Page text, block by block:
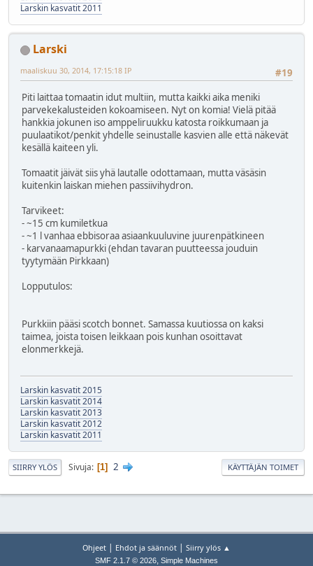
Larskin kasvatit 2011
Larski
#19
maaliskuu 30, 2014, 17:15:18 IP
Piti laittaa tomaatin idut multiin, mutta kaikki aika meniki
parvekekalusteiden kokoamiseen. Nyt on komia! Vielä pitää
hankkia jokunen iso amppeliruukku katosta roikkumaan ja
puulaatikot/penkit yhdelle seinustalle kasvien alle että näkevät
kesällä kaiteen yli.
Tomaatit jäivät siis yhä lautalle odottamaan, mutta väsäsin
kuitenkin laiskan miehen passiivihydron.
Tarvikeet:
- ~15 cm kumiletkua
- ~1 l vanhaa ebbisoraa asiaankuuluvine juurenpätkineen
- karvanaamapurkki (ehdan tavaran puutteessa jouduin
tyytymään Pirkkaan)
Lopputulos:
Purkkiin pääsi scotch bonnet. Samassa kuutiossa on kaksi
taimea, joista toisen leikkaan pois kunhan osoittavat
elonmerkkejä.
Larskin kasvatit 2015
Larskin kasvatit 2014
Larskin kasvatit 2013
Larskin kasvatit 2012
Larskin kasvatit 2011
SIIRRY YLÖS Sivuja 1 2 KÄYTTÄJÄN TOIMET
Ohjeet | Ehdot ja säännöt | Siirry ylös ▲
SMF 2.1.7 © 2026, Simple Machines